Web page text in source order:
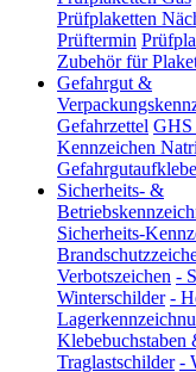
Prüfplaketten
Prüftermin
Zubehör für
Gefahrgut &
Gefahrzettel GHS
Kennzeichen
Sicherheits- &
Sicherheits-
Verbotszeichen -
Winterschilder -
Klebebuchstaben
Traglastschilder -